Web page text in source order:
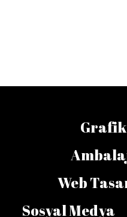
Grafik
Web
Sosyal Medya